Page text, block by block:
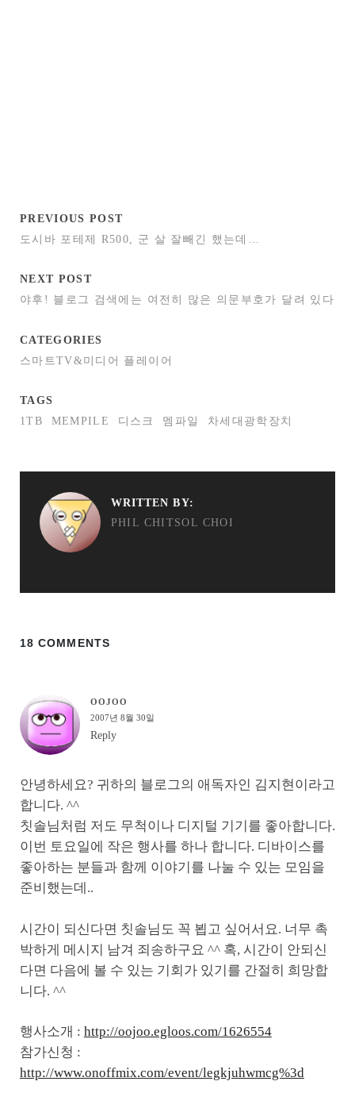
PREVIOUS POST
도시바 포테제 R500, 군 살 잘빼긴 했는데…
NEXT POST
야후! 블로그 검색에는 여전히 많은 의문부호가 달려 있다
CATEGORIES
스마트TV&미디어 플레이어
TAGS
1TB
MEMPILE 디스크 멤파일 차세대광학장치
WRITTEN BY:
PHIL CHITSOL CHOI
18 COMMENTS
OOJOO
2007년 8월 30일
Reply
안녕하세요? 귀하의 블로그의 애독자인 김지현이라고
합니다. ^^
칫솔님처럼 저도 무척이나 디지털 기기를 좋아합니다.
이번 토요일에 작은 행사를 하나 합니다. 디바이스를
좋아하는 분들과 함께 이야기를 나눌 수 있는 모임을
준비했는데..
시간이 되신다면 칫솔님도 꼭 뵙고 싶어서요. 너무 촉
박하게 메시지 남겨 죄송하구요 ^^ 혹, 시간이 안되신
다면 다음에 볼 수 있는 기회가 있기를 간절히 희망합
니다. ^^
행사소개 : http://oojoo.egloos.com/1626554
참가신청 :
http://www.onoffmix.com/event/legkjuhwmcg%3d